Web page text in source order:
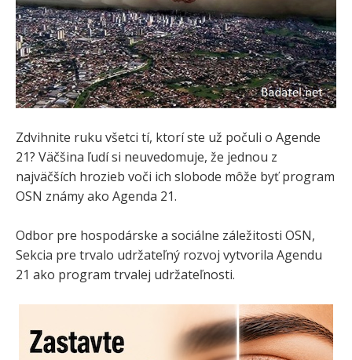
Zdvihnite ruku všetci tí, ktorí ste už počuli o Agende
21? Väčšina ľudí si neuvedomuje, že jednou z
najväčších hrozieb voči ich slobode môže byť program
OSN známy ako Agenda 21.
Odbor pre hospodárske a sociálne záležitosti OSN,
Sekcia pre trvalo udržateľný rozvoj vytvorila Agendu
21 ako program trvalej udržateľnosti.